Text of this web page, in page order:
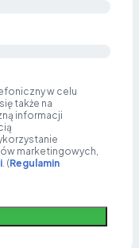
w celu
także na
informacji
marketingowych,
. (Regulamin